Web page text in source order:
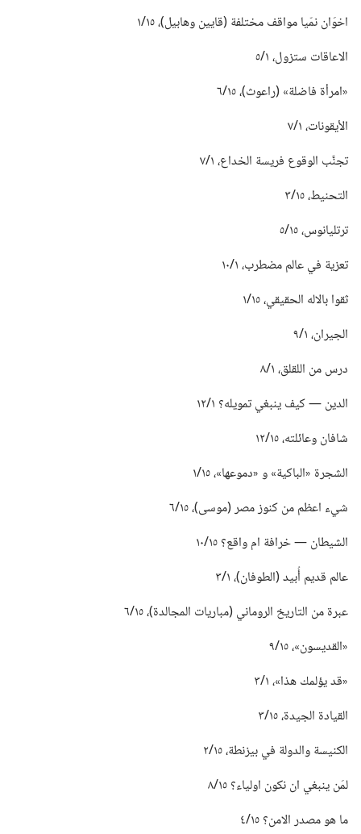
اخوَان نمّيا مواقف مختلفة (‏قايين وهابيل)‏،‏ ١٥/‏١
الاعاقات ستزول،‏ ١/‏٥
‏«امرأة فاضلة» (‏راعوث)‏،‏ ١٥/‏٦
الأيقونات،‏ ١/‏٧
تجنَّب الوقوع فريسة الخداع،‏ ١/‏٧
التحنيط،‏ ١٥/‏٣
ترتليانوس،‏ ١٥/‏٥
تعزية في عالم مضطرب،‏ ١/‏١٠
ثقوا بالاله الحقيقي،‏ ١٥/‏١
الجيران،‏ ١/‏٩
درس من اللقلق،‏ ١/‏٨
الدين —‏ كيف ينبغي تمويله؟‏ ١/‏١٢
شافان وعائلته،‏ ١٥/‏١٢
الشجرة «الباكية» و «دموعها»،‏ ١٥/‏١
شيء اعظم من كنوز مصر (‏موسى)‏،‏ ١٥/‏٦
الشيطان —‏ خرافة ام واقع؟‏ ١٥/‏١٠
عالم قديم أُبيد (‏الطوفان)‏،‏ ١/‏٣
عبرة من التاريخ الروماني (‏مباريات المجالدة)‏،‏ ١٥/‏٦
‏«القديسون»،‏ ١٥/‏٩
‏«قد يؤلمك هذا»،‏ ١/‏٣
القيادة الجيدة،‏ ١٥/‏٣
الكنيسة والدولة في بيزنطة،‏ ١٥/‏٢
لمَن ينبغي ان نكون اولياء؟‏ ١٥/‏٨
ما هو مصدر الامن؟‏ ١٥/‏٤